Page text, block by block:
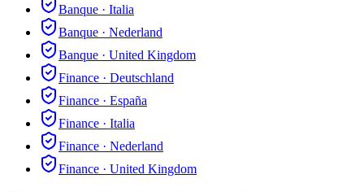
Banque · Italia
Banque · Nederland
Banque · United Kingdom
Finance · Deutschland
Finance · España
Finance · Italia
Finance · Nederland
Finance · United Kingdom